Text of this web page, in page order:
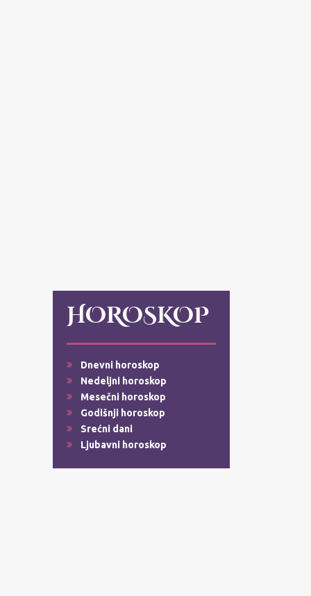
HOROSKOP
Dnevni horoskop
Nedeljni horoskop
Mesečni horoskop
Godišnji horoskop
Srećni dani
Ljubavni horoskop